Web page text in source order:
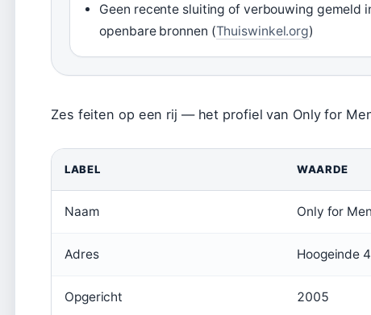
Geen recente sluiting of verbouwing gemeld
openbare bronnen (Thuiswinkel.org)
Zes feiten op een rij — het profiel van Only for
LABEL WAARDE
Naam Only for
Adres Hoogeinde
Opgericht 2005